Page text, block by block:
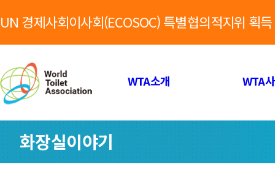
UN 경제사회이사회(ECOSOC) 특별협의적지위 획
WTA소개 WTA
화장실이야기